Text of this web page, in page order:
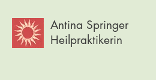
Antina Springer
Heilpraktikerin